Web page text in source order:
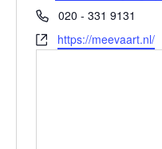
Telefoon020 - 331 9131
Websitehttps://meevaart.nl/